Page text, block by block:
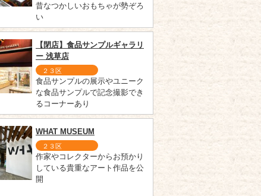
昔なつかしいおもちゃが勢ぞろ
い
【閉店】食品サンプルギャラリ
ー 浅草店
２３区
食品サンプルの展示やユニーク
な食品サンプルで記念撮影でき
るコーナーあり
WHAT MUSEUM
２３区
作家やコレクターからお預かり
している貴重なアート作品を公
開